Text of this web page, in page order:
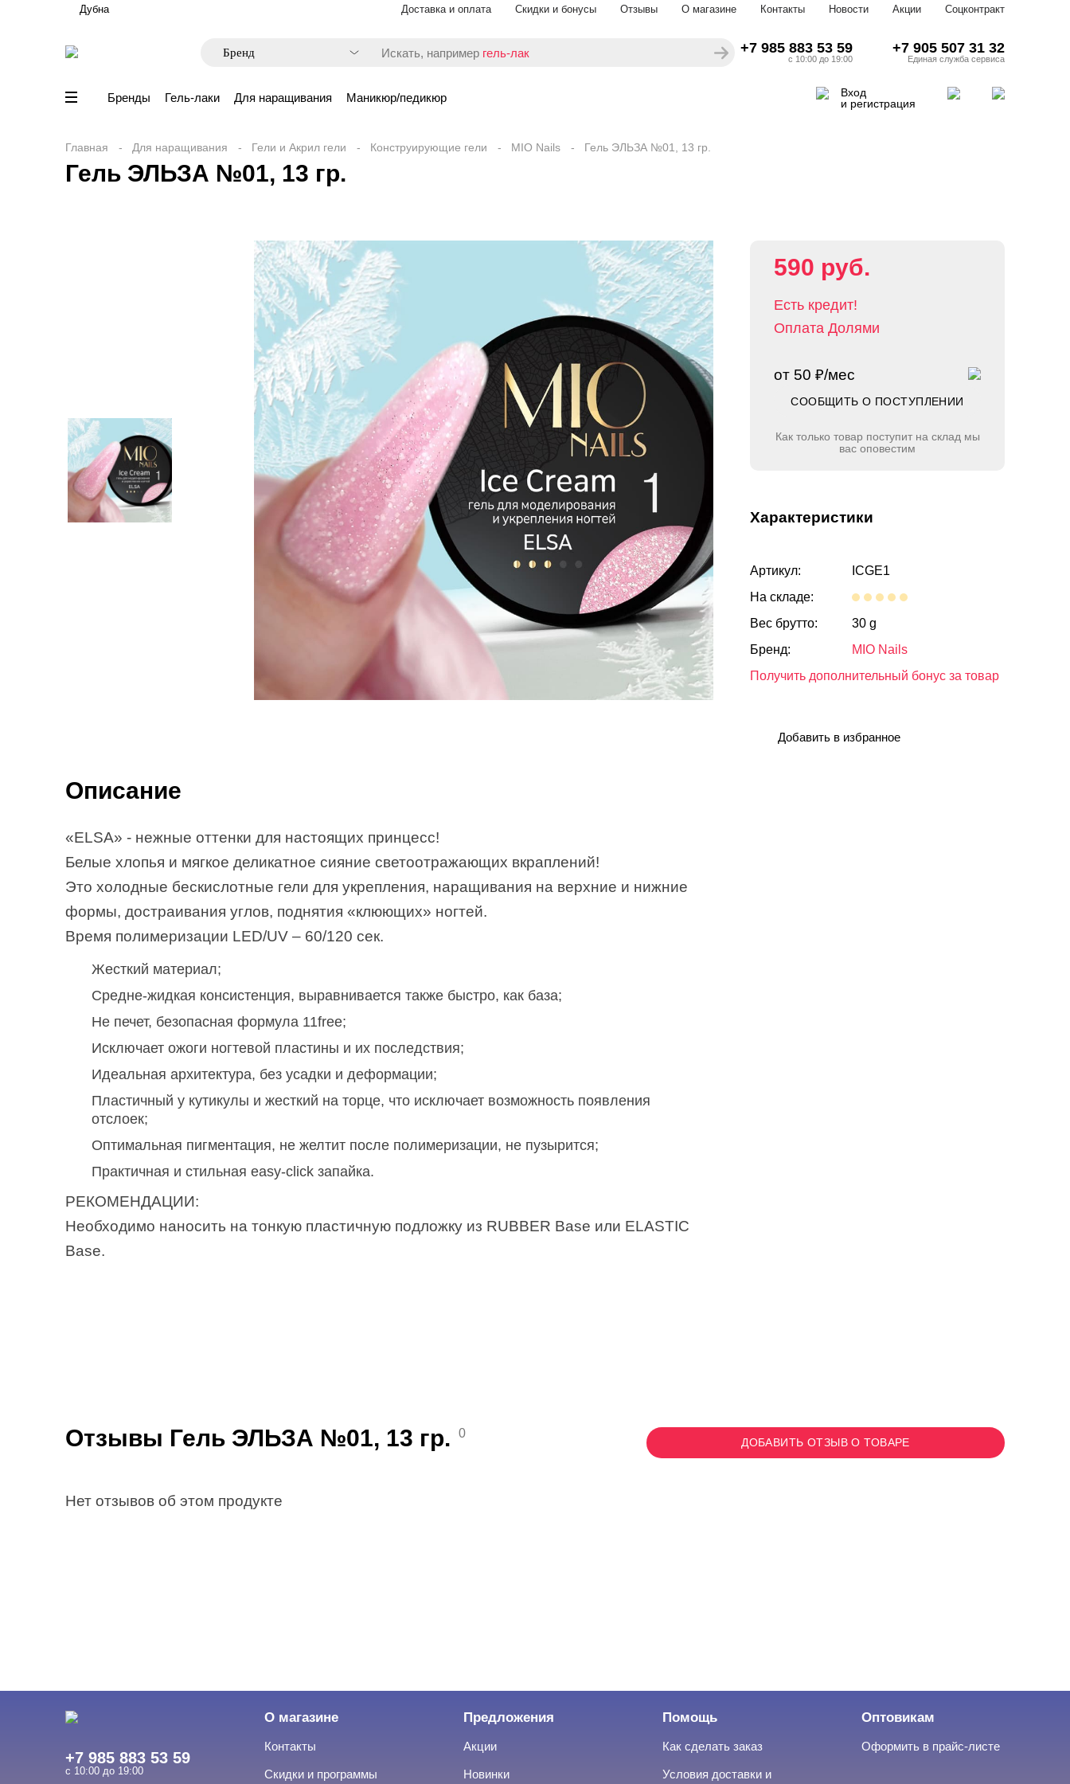
Дубна Доставка и оплата Скидки и бонусы Отзывы О магазине Контакты Новости Акции Соцконтракт
Искать, например гель-лак +7 985 883 53 59
с 10:00 до 19:00
+7 905 507 31 32
Единая служба сервиса
Бренды Гель-лаки Для наращивания Маникюр/педикюр
Вход
и регистрация
Главная Для наращивания Гели и Акрил гели Конструирующие гели MIO Nails Гель ЭЛЬЗА №01, 13 гр.
Гель ЭЛЬЗА №01, 13 гр.
Описание
«ELSA» - нежные оттенки для настоящих принцесс!
Белые хлопья и мягкое деликатное сияние светоотражающих вкраплений!
Это холодные бескислотные гели для укрепления, наращивания на верхние и нижние
формы, достраивания углов, поднятия «клюющих» ногтей.
Время полимеризации LED/UV – 60/120 сек.
Жесткий материал;
Средне-жидкая консистенция, выравнивается также быстро, как база;
Не печет, безопасная формула 11free;
Исключает ожоги ногтевой пластины и их последствия;
Идеальная архитектура, без усадки и деформации;
Пластичный у кутикулы и жесткий на торце, что исключает возможность появления
отслоек;
Оптимальная пигментация, не желтит после полимеризации, не пузырится;
Практичная и стильная easy-click запайка.
РЕКОМЕНДАЦИИ:
Необходимо наносить на тонкую пластичную подложку из RUBBER Base или ELASTIC
Base.
590 руб.
Есть кредит!
Оплата Долями
от 50 ₽/мес
СООБЩИТЬ О ПОСТУПЛЕНИИ
Как только товар поступит на склад мы
вас оповестим
Характеристики
Артикул:
ICGE1
На складе:
Вес брутто:
30 g
Бренд:
MIO Nails
Получить дополнительный бонус за товар
Добавить в избранное
Отзывы Гель ЭЛЬЗА №01, 13 гр. 0
Нет отзывов об этом продукте
ДОБАВИТЬ ОТЗЫВ О ТОВАРЕ
+7 985 883 53 59
с 10:00 до 19:00
О магазине
Контакты
Скидки и программы
Предложения
Акции
Новинки
Помощь
Как сделать заказ
Условия доставки и
Оптовикам
Оформить в прайс-листе